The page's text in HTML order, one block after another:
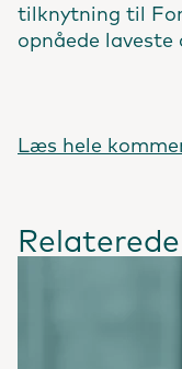
tilknytning til
opnåede laveste
Læs hele